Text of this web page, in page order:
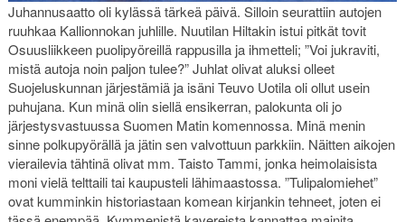
Juhannusaatto oli kylässä tärkeä päivä. Silloin seurattiin autojen
ruuhkaa Kallionnokan juhlille. Nuutilan Hiltakin istui pitkät tovit
Osuusliikkeen puolipyöreillä rappusilla ja ihmetteli; ”Voi jukraviti,
mistä autoja noin paljon tulee?” Juhlat olivat aluksi olleet
Suojeluskunnan järjestämiä ja isäni Teuvo Uotila oli ollut usein
puhujana. Kun minä olin siellä ensikerran, palokunta oli jo
järjestysvastuussa Suomen Matin komennossa. Minä menin
sinne polkupyörällä ja jätin sen valvottuun parkkiin. Näitten aikojen
vierailevia tähtinä olivat mm. Taisto Tammi, jonka heimolaisista
moni vielä telttaili tai kaupusteli lähimaastossa. ”Tulipalomiehet”
ovat kumminkin historiastaan komean kirjankin tehneet, joten ei